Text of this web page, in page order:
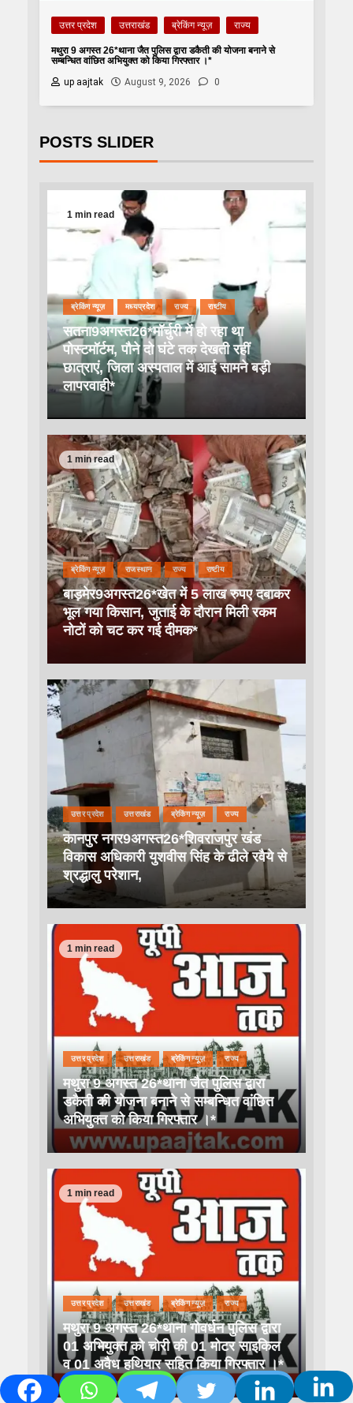
उत्तर प्रदेश उत्तराखंड ब्रेकिंग न्यूज़ राज्य
मथुरा 9 अगस्त 26*थाना जैत पुलिस द्वारा डकैती की योजना बनाने से
सम्बन्धित वांछित अभियुक्त को किया गिरफ्तार ।*
up aajtak
August 9, 2026 0
POSTS SLIDER
1 min read
ब्रेकिंग न्यूज़ मध्यप्रदेश राज्य राष्टीय
सतना9अगस्त26*मॉर्चुरी में हो रहा था
पोस्टमॉर्टम, पौने दो घंटे तक देखती रहीं
छात्राएं, जिला अस्पताल में आई सामने बड़ी
लापरवाही*
1 min read
ब्रेकिंग न्यूज़ राजस्थान राज्य राष्टीय
बाड़मेर9अगस्त26*खेत में 5 लाख रुपए दबाकर
भूल गया किसान, जुताई के दौरान मिली रकम
नोटों को चट कर गई दीमक*
उत्तर प्रदेश उत्तराखंड ब्रेकिंग न्यूज़ राज्य
कानपुर नगर9अगस्त26*शिवराजपुर खंड
विकास अधिकारी युशवीस सिंह के ढीले रवैये से
श्रद्धालु परेशान,
1 min read
उत्तर प्रदेश उत्तराखंड ब्रेकिंग न्यूज़ राज्य
मथुरा 9 अगस्त 26*थाना जैत पुलिस द्वारा
डकैती की योजना बनाने से सम्बन्धित वांछित
अभियुक्त को किया गिरफ्तार ।*
1 min read
उत्तर प्रदेश उत्तराखंड ब्रेकिंग न्यूज़ राज्य
मथुरा 9 अगस्त 26*थाना गोवर्धन पुलिस द्वारा
01 अभियुक्त को चोरी की 01 मोटर साइकिल
व 01 अवैध हथियार सहित किया गिरफ्तार ।*